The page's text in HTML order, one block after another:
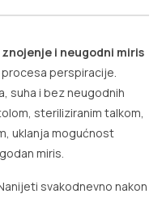
i neugodni miris
perspiracije.
suha i bez neugodnih
steriliziranim talkom,
uklanja mogućnost
miris.
svakodnevno nakon